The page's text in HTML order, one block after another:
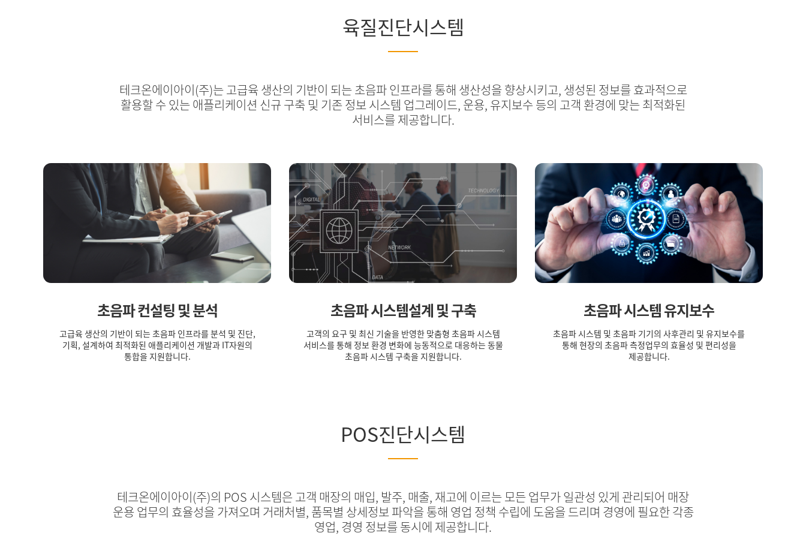
육질진단시스템
테크온에이아이(주)는 고급육 생산의 기반이 되는 초음파 인프라를 통해 생산성을 향상시키고, 생성된 정보를 효과적으로
활용할 수 있는 애플리케이션 신규 구축 및 기존 정보 시스템 업그레이드, 운용, 유지보수 등의 고객 환경에 맞는 최적화된
서비스를 제공합니다.
초음파 컨설팅 및 분석
고급육 생산의 기반이 되는 초음파 인프라를 분석 및 진단,
기획, 설계하여 최적화된 애플리케이션 개발과 IT자원의
통합을 지원합니다.
초음파 시스템설계 및 구축
고객의 요구 및 최신 기술을 반영한 맞춤형 초음파 시스템
서비스를 통해 정보 환경 변화에 능동적으로 대응하는 동물
초음파 시스템 구축을 지원합니다.
초음파 시스템 유지보수
초음파 시스템 및 초음파 기기의 사후관리 및 유지보수를
통해 현장의 초음파 측정업무의 효율성 및 편리성을
제공합니다.
POS진단시스템
테크온에이아이(주)의 POS 시스템은 고객 매장의 매입, 발주, 매출, 재고에 이르는 모든 업무가 일관성 있게 관리되어 매장
운용 업무의 효율성을 가져오며 거래처별, 품목별 상세정보 파악을 통해 영업 정책 수립에 도움을 드리며 경영에 필요한 각종
영업, 경영 정보를 동시에 제공합니다.